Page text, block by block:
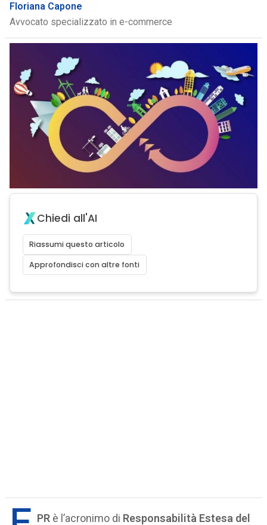
Floriana Capone
Avvocato specializzato in e-commerce
Chiedi all'AI
Riassumi questo articolo
Approfondisci con altre fonti
PRè l’acronimo di Responsabilità Estesa del